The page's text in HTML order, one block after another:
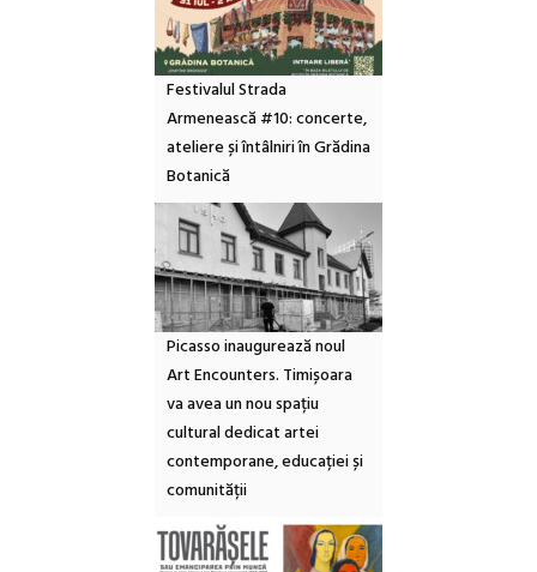
Festivalul Strada
Armenească #10: concerte,
ateliere și întâlniri în Grădina
Botanică
Picasso inaugurează noul
Art Encounters. Timișoara
va avea un nou spațiu
cultural dedicat artei
contemporane, educației și
comunității